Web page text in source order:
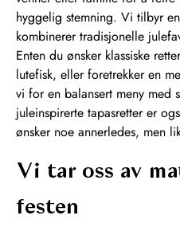
hyggelig stemning. Vi tilbyr
kombinerer tradisjonelle
Enten du ønsker klassiske
lutefisk, eller foretrekker en
vi for en balansert meny med
juleinspirerte tapasretter er
ønsker noe annerledes, men
Vi tar oss av
festen